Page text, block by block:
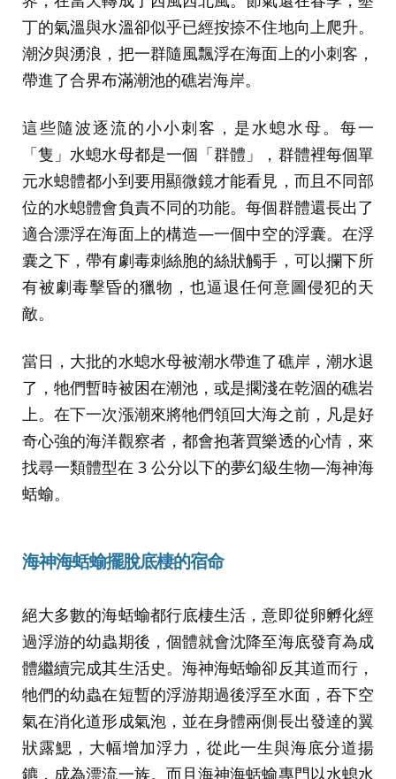
丁的氣溫與水溫卻似乎已經按捺不住地向上爬升。
潮汐與湧浪，把一群隨風飄浮在海面上的小刺客，
帶進了合界布滿潮池的礁岩海岸。
這些隨波逐流的小小刺客，是水螅水母。每一
「隻」水螅水母都是一個「群體」，群體裡每個單
元水螅體都小到要用顯微鏡才能看見，而且不同部
位的水螅體會負責不同的功能。每個群體還長出了
適合漂浮在海面上的構造—一個中空的浮囊。在浮
囊之下，帶有劇毒刺絲胞的絲狀觸手，可以攔下所
有被劇毒擊昏的獵物，也逼退任何意圖侵犯的天
敵。
當日，大批的水螅水母被潮水帶進了礁岸，潮水退
了，牠們暫時被困在潮池，或是擱淺在乾涸的礁岩
上。在下一次漲潮來將牠們領回大海之前，凡是好
奇心強的海洋觀察者，都會抱著買樂透的心情，來
找尋一類體型在 3 公分以下的夢幻級生物—海神海
蛞蝓。
海神海蛞蝓擺脫底棲的宿命
絕大多數的海蛞蝓都行底棲生活，意即從卵孵化經
過浮游的幼蟲期後，個體就會沈降至海底發育為成
體繼續完成其生活史。海神海蛞蝓卻反其道而行，
牠們的幼蟲在短暫的浮游期過後浮至水面，吞下空
氣在消化道形成氣泡，並在身體兩側長出發達的翼
狀露鰓，大幅增加浮力，從此一生與海底分道揚
鑣，成為漂流一族。而且海神海蛞蝓專門以水螅水